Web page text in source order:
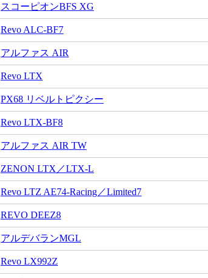
スコーピオンBFS XG
Revo ALC-BF7
アルファス AIR
Revo LTX
PX68 リベルトピクシー
Revo LTX-BF8
アルファス AIR TW
ZENON LTX／LTX-L
Revo LTZ AE74-Racing／Limited7
REVO DEEZ8
アルデバランMGL
Revo LX992Z